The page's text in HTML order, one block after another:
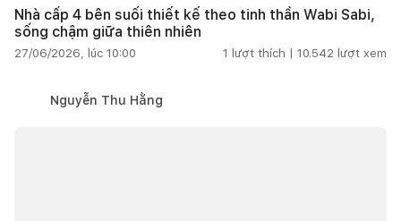
Nhà cấp 4 bên suối thiết kế theo tinh thần Wabi Sabi,
sống chậm giữa thiên nhiên
27/06/2026, lúc 10:00 1 lượt thích | 10.542 lượt xem
Nguyễn Thu Hằng